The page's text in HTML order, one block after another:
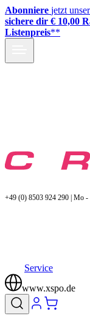
Abonniere jetzt
sichere dir € 10,00
Listenpreis**
+49 (0) 8503 924 290 | Mo
Service
www.xspo.de